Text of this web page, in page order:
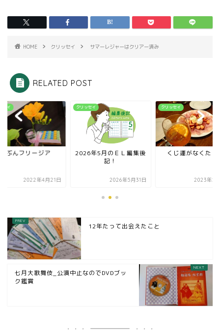
HOME クリッセイ サマーレジャーはクリアー済み
RELATED POST
セイ
たぶんフリージア
2022年4月21日
クリッセイ
2026年5月のＥＬ編集後
記！
2026年5月31日
クリッセイ
くじ運がなくたっ
2023年2
12年たって出会えたこと
七月大歌舞伎_公演中止なのでDVDブッ
ク鑑賞